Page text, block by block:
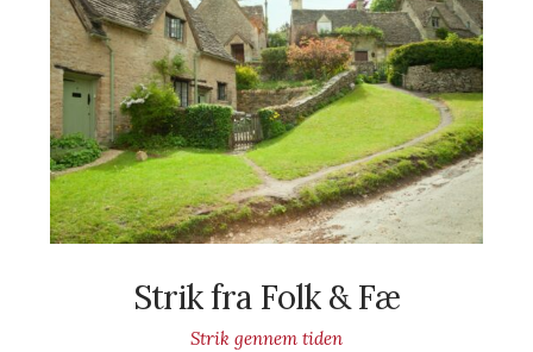
Strik fra Folk & Fæ
Strik gennem tiden